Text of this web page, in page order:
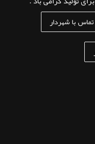
تماس با شهردار